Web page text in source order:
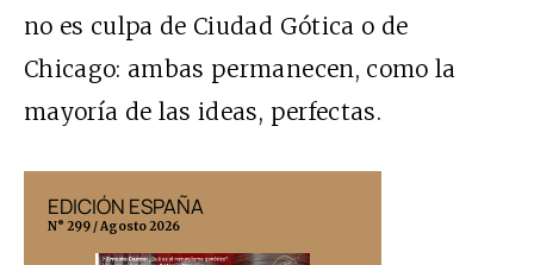
no es culpa de Ciudad Gótica o de
Chicago: ambas permanecen, como la
mayoría de las ideas, perfectas.
EDICIÓN ESPAÑA
N° 299 / Agosto 2026